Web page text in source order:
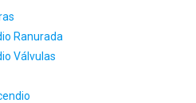
Ranurada
Válvulas